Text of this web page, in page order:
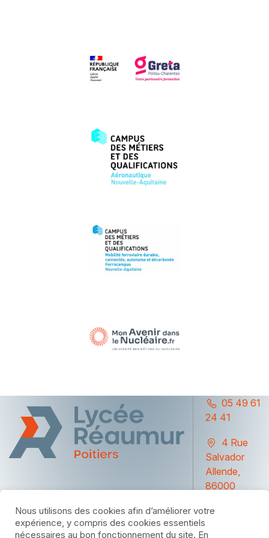
05 49 61
24 41
4 Rue
Salvador
Allende,
86000
Nous utilisons des cookies afin d’améliorer votre
expérience, y compris des cookies essentiels
nécessaires au bon fonctionnement du site. En